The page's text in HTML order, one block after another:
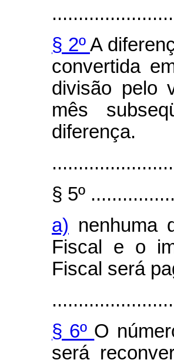
§ 2ºA
convertida
divisão pelo
mês
diferença.
§ 5º
a) nenhuma
Fiscal e o
Fiscal será
§ 6º O
será